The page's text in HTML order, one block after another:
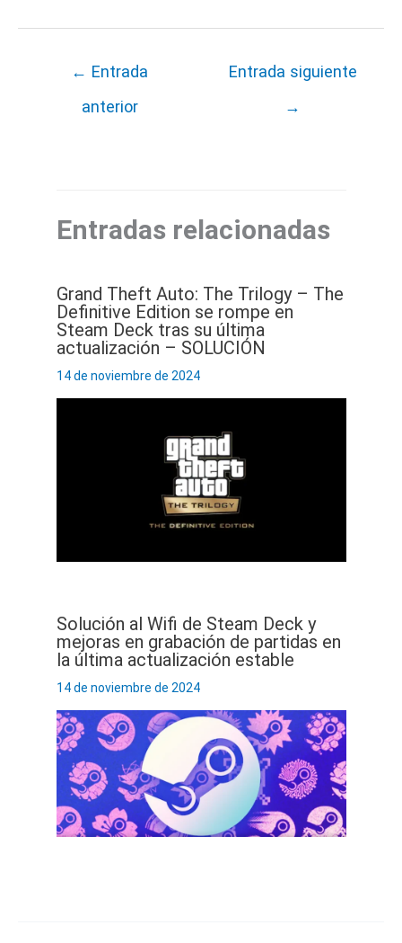
← Entrada
anterior
Entrada siguiente
→
Entradas relacionadas
Grand Theft Auto: The Trilogy – The
Definitive Edition se rompe en
Steam Deck tras su última
actualización – SOLUCIÓN
14 de noviembre de 2024
Solución al Wifi de Steam Deck y
mejoras en grabación de partidas en
la última actualización estable
14 de noviembre de 2024